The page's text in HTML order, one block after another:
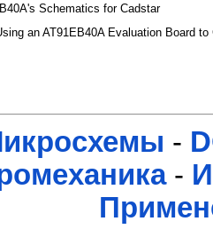
Schematics for Cadstar
an AT91EB40A Evaluation Board
-
-